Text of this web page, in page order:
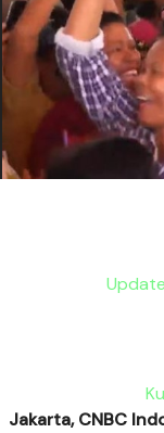
Jakarta, CNBC